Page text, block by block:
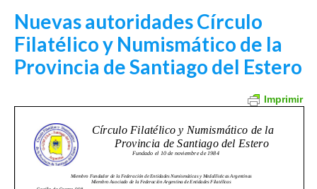
Nuevas autoridades Círculo
Filatélico y Numismático de la
Provincia de Santiago del Estero
Imprimir